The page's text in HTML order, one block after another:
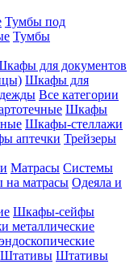
Тумбы под
Тумбы
для документов
Шкафы для
Все категории
Шкафы
Шкафы-стеллажи
аптечки Трейзеры
Матрасы Системы
на матрасы Одеяла и
Шкафы-сейфы
металлические
Штативы Штативы